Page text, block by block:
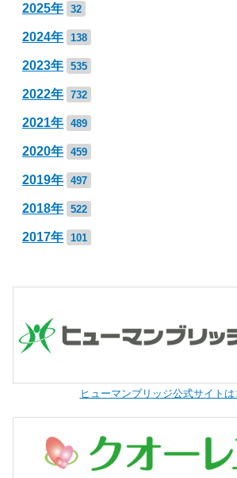
2025年 32
2024年 138
2023年 535
2022年 732
2021年 489
2020年 459
2019年 497
2018年 522
2017年 101
ヒューマンブリッジ公式サイトは